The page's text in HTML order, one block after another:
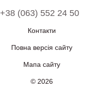
+38 (063) 552 24 50
Контакти
Повна версія сайту
Мапа сайту
© 2026